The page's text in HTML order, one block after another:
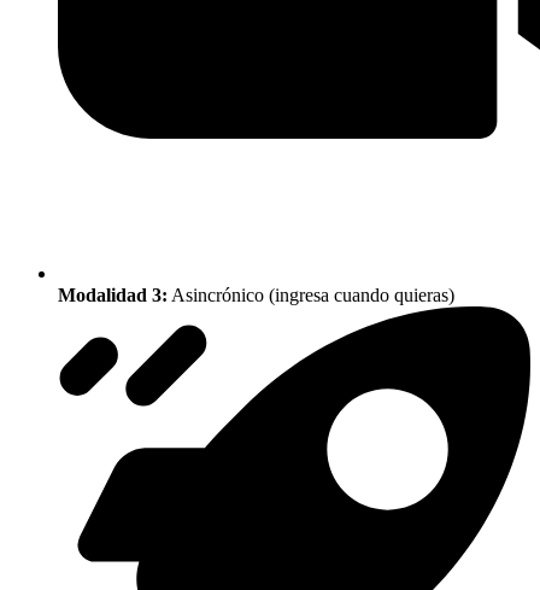
Modalidad 3: Asincrónico (ingresa cuando quieras)